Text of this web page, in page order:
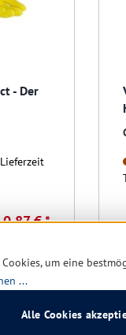
- Der
0,87 € *
um eine
...
Alle Cookies